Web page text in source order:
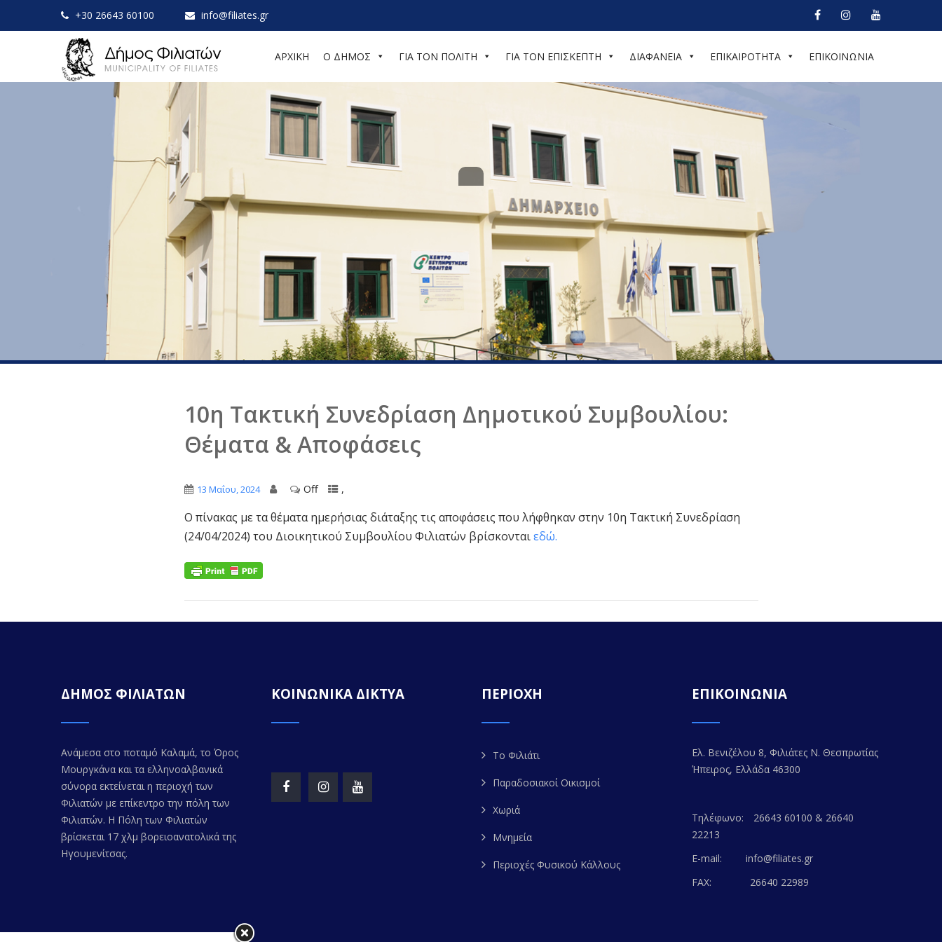
+30 26643 60100 info@filiates.gr
ΑΡΧΙΚΗ Ο ΔΗΜΟΣ ΓΙΑ ΤΟΝ ΠΟΛΙΤΗ ΓΙΑ ΤΟΝ ΕΠΙΣΚΕΠΤΗ ΔΙΑΦΑΝΕΙΑ ΕΠΙΚΑΙΡΟΤΗΤΑ ΕΠΙΚΟΙΝΩΝΙΑ
10η Τακτική Συνεδρίαση Δημοτικού Συμβουλίου:
Θέματα & Αποφάσεις
13 Μαΐου, 2024 Off ,
Ο πίνακας με τα θέματα ημερήσιας διάταξης τις αποφάσεις που λήφθηκαν στην 10η Τακτική Συνεδρίαση
(24/04/2024) του Διοικητικού Συμβουλίου Φιλιατών βρίσκονταιεδώ.
ΔΗΜΟΣ ΦΙΛΙΑΤΩΝ
Ανάμεσα στο ποταμό Καλαμά, το Όρος
Μουργκάνα και τα ελληνοαλβανικά
σύνορα εκτείνεται η περιοχή των
Φιλιατών με επίκεντρο την πόλη των
Φιλιατών. Η Πόλη των Φιλιατών
βρίσκεται 17 χλμ βορειοανατολικά της
Ηγουμενίτσας.
ΚΟΙΝΩΝΙΚΑ ΔΙΚΤΥΑ ΠΕΡΙΟΧΗ
Το Φιλιάτι
Παραδοσιακοί Οικισμοί
Χωριά
Μνημεία
Περιοχές Φυσικού Κάλλους
ΕΠΙΚΟΙΝΩΝΙΑ
Ελ. Βενιζέλου 8, Φιλιάτες Ν. Θεσπρωτίας
Ήπειρος, Ελλάδα 46300
Τηλέφωνο:
26643 60100 & 26640
22213
E-mail:
info@filiates.gr
FAX:
26640 22989